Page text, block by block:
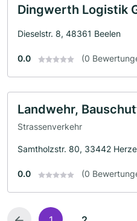
Dingwerth Logistik
Dieselstr. 8, 48361 Beelen
0.0 (0
Landwehr,
Strassenverkehr
Samtholzstr. 80, 33442
0.0 (0